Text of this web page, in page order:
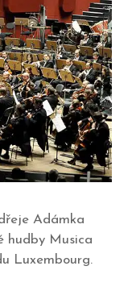
Adámka
hudby Musica
Luxembourg.